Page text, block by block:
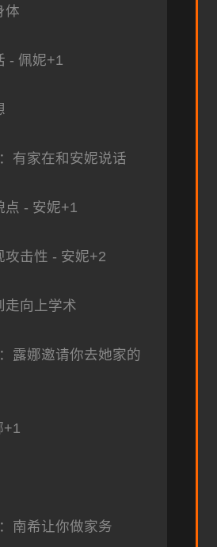
体
- 佩妮+1
有家在和安妮说话
点 - 安妮+1
攻击性 - 安妮+2
走向上学术
露娜邀请你去她家的
+1
南希让你做家务